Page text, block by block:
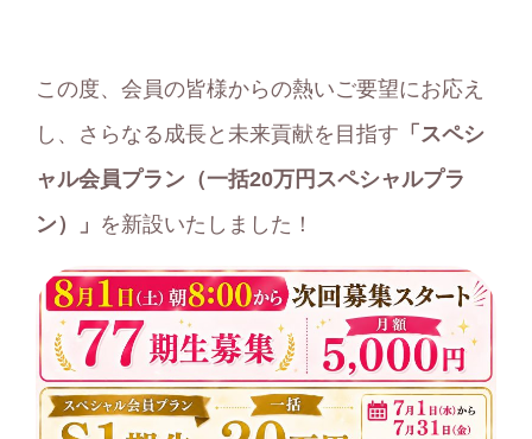
この度、会員の皆様からの熱いご要望にお応え
し、さらなる成長と未来貢献を目指す 「スペシ
ャル会員プラン（一括20万円スペシャルプラ
ン）」 を新設いたしました！